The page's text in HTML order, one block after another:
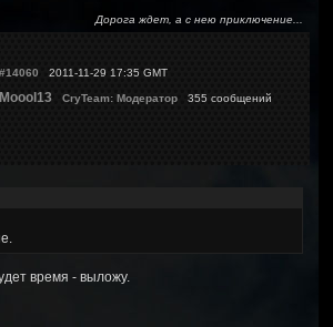
Дорога ждет, а с нею приключение...
#14060 2011-11-29 17:35 GMT
Moool13 CryTeam: Модератор 355 сообщений
время - выложу.